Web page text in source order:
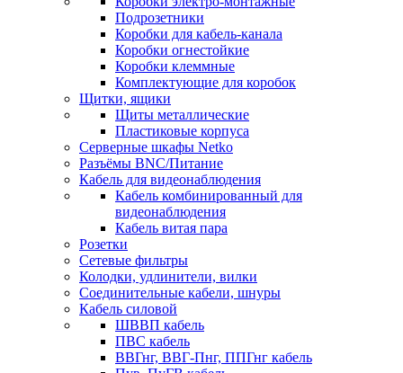
Подрозетники
Коробки для кабель-канала
Коробки огнестойкие
Коробки клеммные
Комплектующие для коробок
Щитки, ящики
Щиты металлические
Пластиковые корпуса
Серверные шкафы Netko
Разъёмы BNC/Питание
Кабель для видеонаблюдения
Кабель комбинированный для
видеонаблюдения
Кабель витая пара
Розетки
Сетевые фильтры
Колодки, удлинители, вилки
Соединительные кабели, шнуры
Кабель силовой
ШВВП кабель
ПВС кабель
ВВГнг, ВВГ-Пнг, ППГнг кабель